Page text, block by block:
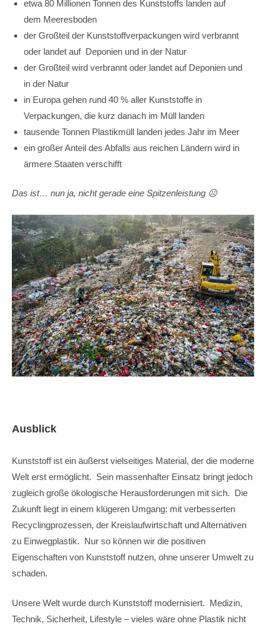
etwa 80 Millionen Tonnen des Kunststoffs landen auf
dem Meeresboden
der Großteil der Kunststoffverpackungen wird verbrannt
oder landet auf Deponien und in der Natur
der Großteil wird verbrannt oder landet auf Deponien und
in der Natur
in Europa gehen rund 40 % aller Kunststoffe in
Verpackungen, die kurz danach im Müll landen
tausende Tonnen Plastikmüll landen jedes Jahr im Meer
ein großer Anteil des Abfalls aus reichen Ländern wird in
ärmere Staaten verschifft
Das ist… nun ja, nicht gerade eine Spitzenleistung ☹
Ausblick
Kunststoff ist ein äußerst vielseitiges Material, der die moderne
Welt erst ermöglicht. Sein massenhafter Einsatz bringt jedoch
zugleich große ökologische Herausforderungen mit sich. Die
Zukunft liegt in einem klügeren Umgang: mit verbesserten
Recyclingprozessen, der Kreislaufwirtschaft und Alternativen
zu Einwegplastik. Nur so können wir die positiven
Eigenschaften von Kunststoff nutzen, ohne unserer Umwelt zu
schaden.
Unsere Welt wurde durch Kunststoff modernisiert. Medizin,
Technik, Sicherheit, Lifestyle – vieles wäre ohne Plastik nicht